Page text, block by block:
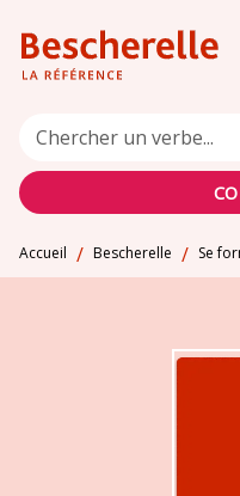
MENU RECHERCHE
PIED DE PAGE
Chercher un verbe...
Accueil / Bescherelle / Se